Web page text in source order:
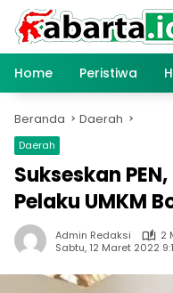
Langsung
konten
Home
Peristiwa
Beranda Daerah
Daerah
Sukseskan
Pelaku UMKM
Admin Redaksi
2
Sabtu, 12 Maret 2022